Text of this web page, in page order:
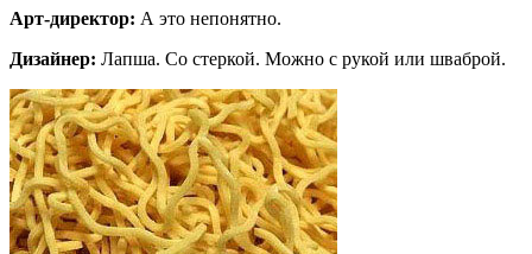
Арт-директор: А это непонятно.
Дизайнер: Лапша. Со стеркой. Можно с рукой или шваброй.